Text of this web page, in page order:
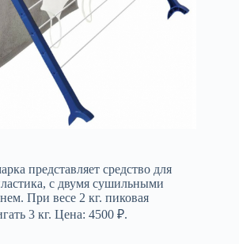
представляет средство для
с двумя сушильными
При весе 2 кг. пиковая
3 кг. Цена: 4500 ₽.